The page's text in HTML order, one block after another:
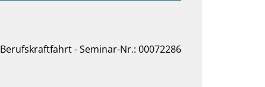
Berufskraftfahrt - Seminar-Nr.: 00072286